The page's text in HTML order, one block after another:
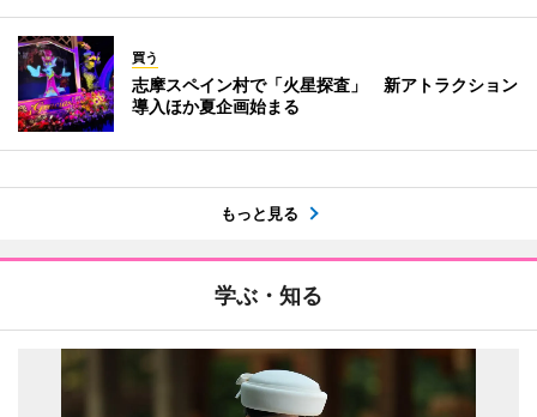
買う
志摩スペイン村で「火星探査」 新アトラクション
導入ほか夏企画始まる
もっと見る
学ぶ・知る